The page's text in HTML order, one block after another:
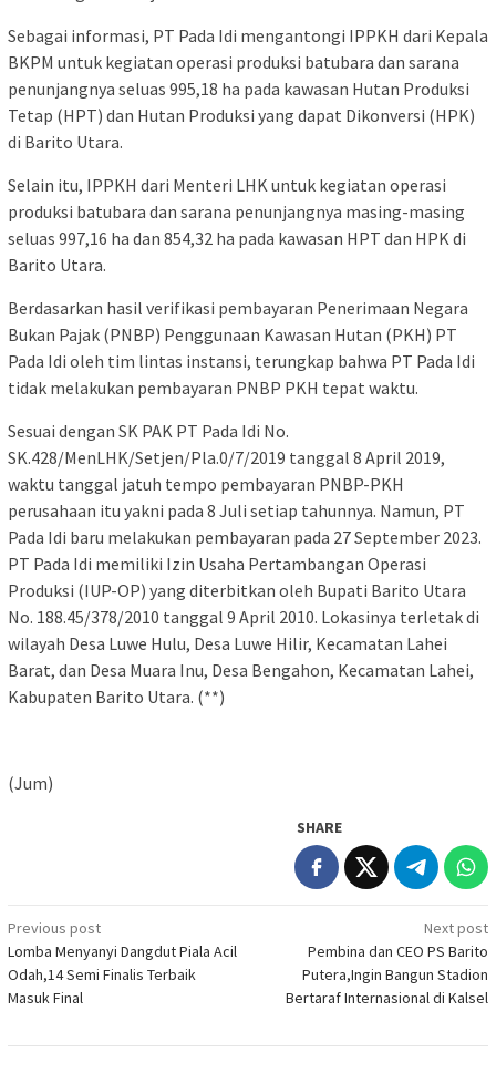
Sebagai informasi, PT Pada Idi mengantongi IPPKH dari Kepala
BKPM untuk kegiatan operasi produksi batubara dan sarana
penunjangnya seluas 995,18 ha pada kawasan Hutan Produksi
Tetap (HPT) dan Hutan Produksi yang dapat Dikonversi (HPK)
di Barito Utara.
Selain itu, IPPKH dari Menteri LHK untuk kegiatan operasi
produksi batubara dan sarana penunjangnya masing-masing
seluas 997,16 ha dan 854,32 ha pada kawasan HPT dan HPK di
Barito Utara.
Berdasarkan hasil verifikasi pembayaran Penerimaan Negara
Bukan Pajak (PNBP) Penggunaan Kawasan Hutan (PKH) PT
Pada Idi oleh tim lintas instansi, terungkap bahwa PT Pada Idi
tidak melakukan pembayaran PNBP PKH tepat waktu.
Sesuai dengan SK PAK PT Pada Idi No.
SK.428/MenLHK/Setjen/Pla.0/7/2019 tanggal 8 April 2019,
waktu tanggal jatuh tempo pembayaran PNBP-PKH
perusahaan itu yakni pada 8 Juli setiap tahunnya. Namun, PT
Pada Idi baru melakukan pembayaran pada 27 September 2023.
PT Pada Idi memiliki Izin Usaha Pertambangan Operasi
Produksi (IUP-OP) yang diterbitkan oleh Bupati Barito Utara
No. 188.45/378/2010 tanggal 9 April 2010. Lokasinya terletak di
wilayah Desa Luwe Hulu, Desa Luwe Hilir, Kecamatan Lahei
Barat, dan Desa Muara Inu, Desa Bengahon, Kecamatan Lahei,
Kabupaten Barito Utara. (**)
(Jum)
SHARE
Post
navigation
Previous post
Lomba Menyanyi Dangdut Piala Acil
Odah,14 Semi Finalis Terbaik
Masuk Final
Next post
Pembina dan CEO PS Barito
Putera,Ingin Bangun Stadion
Bertaraf Internasional di Kalsel